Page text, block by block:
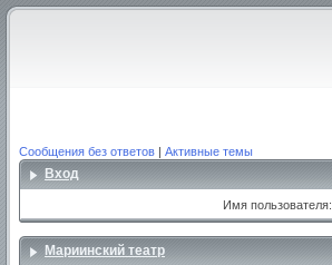
Сообщения без ответов | Активные темы
Вход
Имя пользователя:
Мариинский театр